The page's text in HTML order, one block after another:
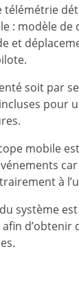
télémétrie
: modèle
et
soit par
pour
mobile
à
système
d’obtenir